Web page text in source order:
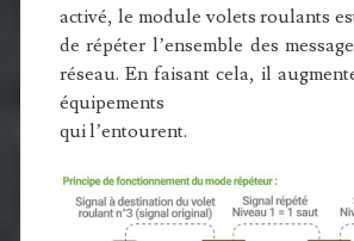
activé, le module volets roulants
de répéter l’ensemble des
réseau. En faisant cela, il
équipements
qui l’entourent.